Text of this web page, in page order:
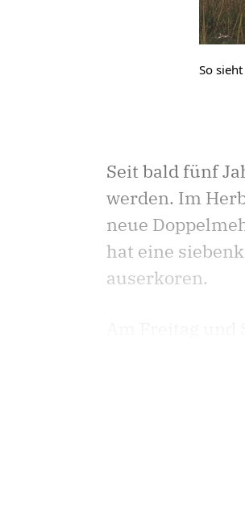
So
Seit bald fünf
werden. Im
neue
hat eine
auserkoren.